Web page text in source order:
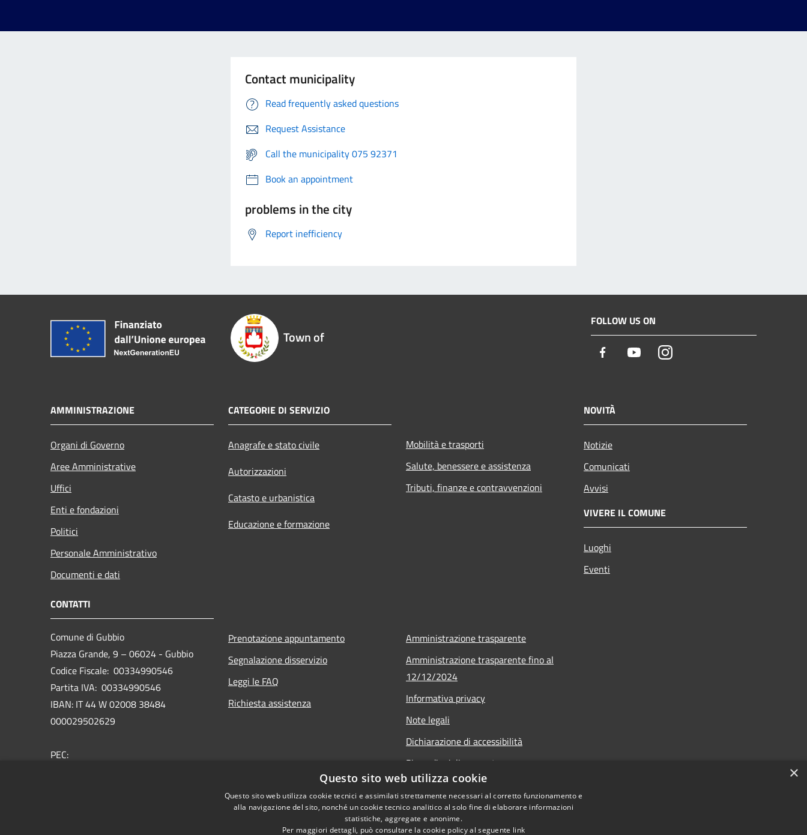
Contact municipality
Read frequently asked questions
Request Assistance
Call the municipality 075 92371
Book an appointment
problems in the city
Report inefficiency
Town of
FOLLOW US ON
Facebook YoutubeInstagram
AMMINISTRAZIONE
Organi di Governo
Aree Amministrative
Uffici
Enti e fondazioni
Politici
Personale Amministrativo
Documenti e dati
CATEGORIE DI SERVIZIO
Anagrafe e stato civile
Autorizzazioni
Catasto e urbanistica
Educazione e formazione
Mobilità e trasporti
Salute, benessere e assistenza
Tributi, finanze e contravvenzioni
NOVITÀ
Notizie
Comunicati
Avvisi
VIVERE IL COMUNE
Luoghi
Eventi
CONTATTI
Comune di Gubbio
Piazza Grande, 9 – 06024 - Gubbio
Codice Fiscale: 00334990546
Partita IVA: 00334990546
IBAN: IT 44 W 02008 38484
000029502629
PEC:
Prenotazione appuntamento
Segnalazione disservizio
Leggi le FAQ
Richiesta assistenza
Amministrazione trasparente
Amministrazione trasparente fino al
12/12/2024
Informativa privacy
Note legali
Dichiarazione di accessibilità
Piano di miglioramento
×
Questo sito web utilizza cookie
Questo sito web utilizza cookie tecnici e assimilati strettamente necessari al corretto funzionamento e
alla navigazione del sito, nonché un cookie tecnico analitico al solo fine di elaborare informazioni
statistiche, aggregate e anonime.
Per maggiori dettagli, può consultare la cookie policy al seguente link